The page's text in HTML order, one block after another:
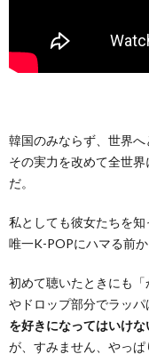
韓国のみならず、世界へ
その実力を改めて全世界
だ。
私としても彼女たちを
唯一K-POPにハマる前
初めて聴いたときにも
やドロップ部分でラッ
を好きになってはいけな
が、すみません、やっぱ